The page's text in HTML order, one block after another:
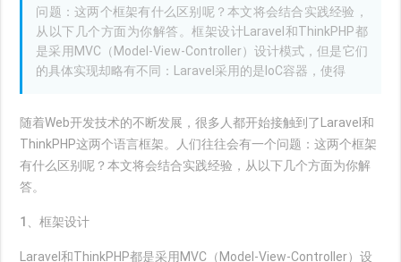
问题：这两个框架有什么区别呢？本文将会结合实践经验，
从以下几个方面为你解答。框架设计Laravel和ThinkPHP都
是采用MVC（Model-View-Controller）设计模式，但是它们
的具体实现却略有不同：Laravel采用的是IoC容器，使得
随着Web开发技术的不断发展，很多人都开始接触到了Laravel和
ThinkPHP这两个语言框架。人们往往会有一个问题：这两个框架
有什么区别呢？本文将会结合实践经验，从以下几个方面为你解
答。
1、框架设计
Laravel和ThinkPHP都是采用MVC（Model-View-Controller）设